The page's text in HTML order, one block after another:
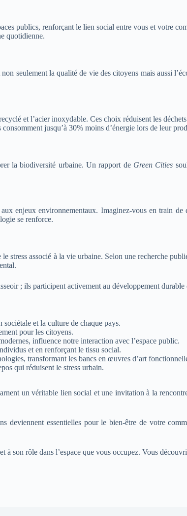
publics, renforçant le lien social entre vous et votre
quotidienne.
seulement la qualité de vie des citoyens mais aussi
et l’acier inoxydable. Ces choix réduisent les
jusqu’à 30% moins d’énergie lors de leur
la biodiversité urbaine. Un rapport de Green Cities
enjeux environnementaux. Imaginez-vous en train
se renforce.
stress associé à la vie urbaine. Selon une recherche
; ils participent activement au développement
et la culture de chaque pays.
pour les citoyens.
influence notre interaction avec l’espace public.
et en renforçant le tissu social.
transformant les bancs en œuvres d’art
qui réduisent le stress urbain.
un véritable lien social et une invitation à la
deviennent essentielles pour le bien-être de votre
son rôle dans l’espace que vous occupez. Vous